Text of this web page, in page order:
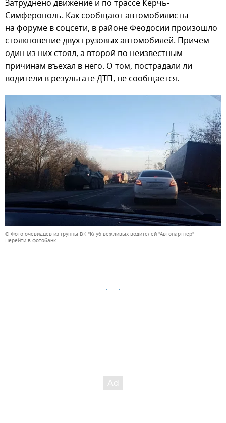
Затруднено движение и по трассе Керчь-
Симферополь. Как сообщают автомобилисты
на форуме в соцсети, в районе Феодосии произошло
столкновение двух грузовых автомобилей. Причем
один из них стоял, а второй по неизвестным
причинам въехал в него. О том, пострадали ли
водители в результате ДТП, не сообщается.
© Фото очевидцев из группы ВК "Клуб вежливых водителей "Автопартнер"
Перейти в фотобанк